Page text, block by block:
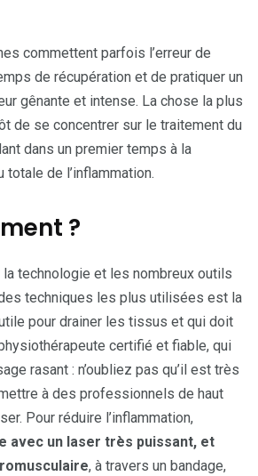
commettent parfois l’erreur de
de récupération et de pratiquer un
gênante et intense. La chose la plus
de se concentrer sur le traitement du
dans un premier temps à la
de l’inflammation.
?
technologie et les nombreux outils
techniques les plus utilisées est la
pour drainer les tissus et qui doit
certifié et fiable, qui
rasant : n’oubliez pas qu’il est très
à des professionnels de haut
Pour réduire l’inflammation,
avec un laser très puissant, et
, à travers un bandage,